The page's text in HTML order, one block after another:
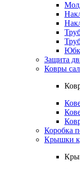
Защита
Ковры
Коробка
Крышки